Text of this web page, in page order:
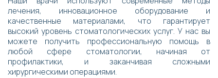
лечения, инновационное оборудование и
качественные материалами, что гарантирует
высокий уровень стоматологических услуг. У нас вы
можете получить профессиональную помощь в
любой сфере стоматологии, начиная от
профилактики, и заканчивая сложными
хирургическими операциями.